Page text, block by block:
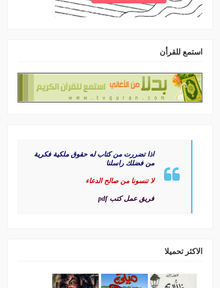
استمع للقرأن
اذا تضررت من كتاب له حقوق ملكية فكرية
من فضلك راسلنا
لا تنسونا من صالح الدعاء
فريق عمل كتب pdf
الاكثر تحميلا